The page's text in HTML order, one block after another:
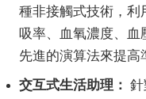
種非接觸式技術，利
吸率、血氧濃度、血
先進的演算法來提高
交互式生活助理： 針